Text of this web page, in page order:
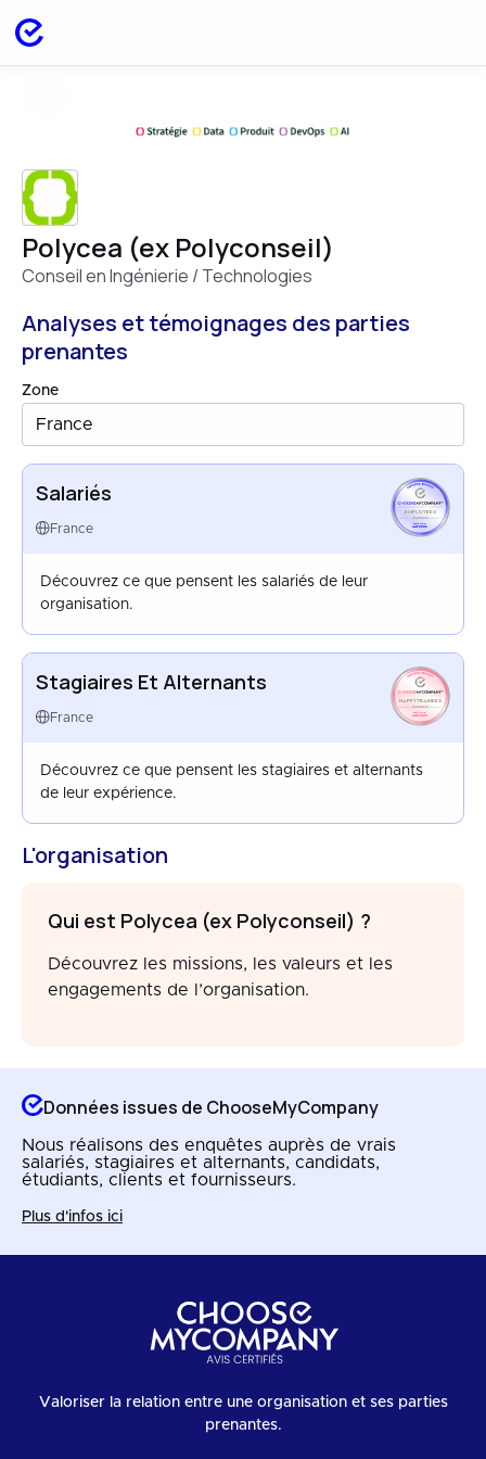
Polycea (ex Polyconseil)
Conseil en Ingénierie / Technologies
Analyses et témoignages des parties
prenantes
Zone
France
Salariés
France
EMPLOYEES
FRANCE
MAY 2026
Découvrez ce que pensent les salariés de leur
organisation.
Stagiaires Et Alternants
France
HAPPYTRAINEES
FRANCE
AUG 2021
Découvrez ce que pensent les stagiaires et alternants
de leur expérience.
L'organisation
Qui est Polycea (ex Polyconseil) ?
Découvrez les missions, les valeurs et les
engagements de l’organisation.
Données issues de ChooseMyCompany
Nous réalisons des enquêtes auprès de vrais
salariés, stagiaires et alternants, candidats,
étudiants, clients et fournisseurs.
Plus d'infos ici
Valoriser la relation entre une organisation et ses parties
prenantes.